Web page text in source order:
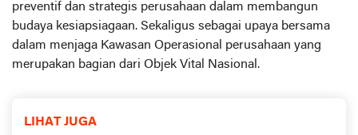
preventif dan strategis perusahaan dalam membangun
budaya kesiapsiagaan. Sekaligus sebagai upaya bersama
dalam menjaga Kawasan Operasional perusahaan yang
merupakan bagian dari Objek Vital Nasional.
LIHAT JUGA